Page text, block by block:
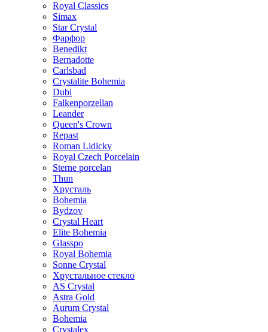
Royal Classics
Simax
Star Crystal
Фарфор
Benedikt
Bernadotte
Carlsbad
Crystalite Bohemia
Dubi
Falkenporzellan
Leander
Queen's Crown
Repast
Roman Lidicky
Royal Czech Porcelain
Sterne porcelan
Thun
Хрусталь
Bohemia
Bydzov
Crystal Heart
Elite Bohemia
Glasspo
Royal Bohemia
Sonne Crystal
Хрустальное стекло
AS Crystal
Astra Gold
Aurum Crystal
Bohemia
Crystalex